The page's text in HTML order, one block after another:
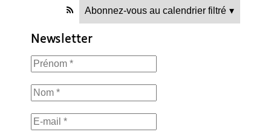
Abonnez-vous au calendrier filtré ▾
Newsletter